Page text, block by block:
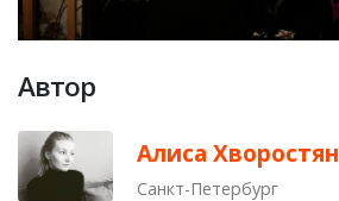
Автор
Алиса Хворостян
Санкт-Петербург